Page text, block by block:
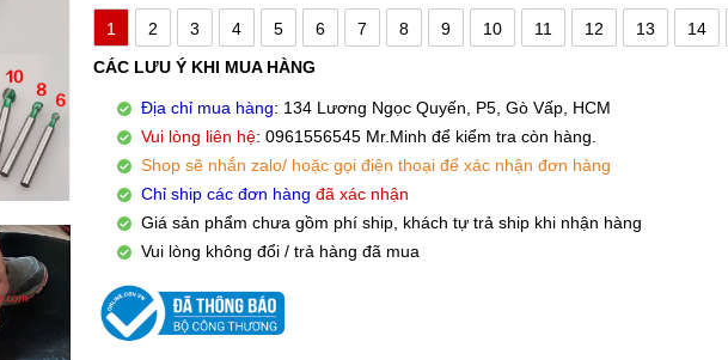
1 2 3 4 5 6 7 8 9 10 11 12 13 14
CÁC LƯU Ý KHI MUA HÀNG
Địa chỉ mua hàng: 134 Lương Ngọc Quyến, P5, Gò Vấp, HCM
Vui lòng liên hệ: 0961556545 Mr.Minh để kiểm tra còn hàng.
Shop sẽ nhắn zalo/ hoặc gọi điện thoại để xác nhận đơn hàng
Chỉ ship các đơn hàng đã xác nhận
Giá sản phẩm chưa gồm phí ship, khách tự trả ship khi nhận hàng
Vui lòng không đổi / trả hàng đã mua